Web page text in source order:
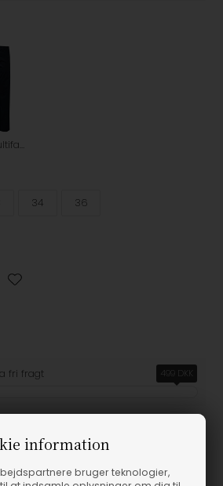
information
bruger teknologier,
Blå / Multifarvet
34 36
fri fragt 499 DKK